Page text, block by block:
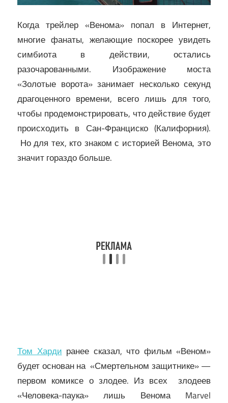
Когда трейлер «Венома» попал в Интернет,
многие фанаты, желающие поскорее увидеть
симбиота в действии, остались
разочарованными. Изображение моста
«Золотые ворота» занимает несколько секунд
драгоценного времени, всего лишь для того,
чтобы продемонстрировать, что действие будет
происходить в Сан-Франциско (Калифорния).
Но для тех, кто знаком с историей Венома, это
значит гораздо больше.
Том Харди ранее сказал, что фильм «Веном»
будет основан на «Смертельном защитнике» —
первом комиксе о злодее. Из всех злодеев
«Человека-паука» лишь Венома Marvel